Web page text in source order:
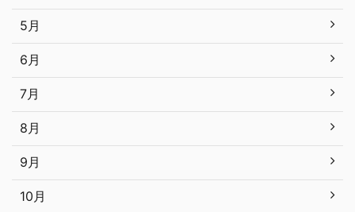
5月
6月
7月
8月
9月
10月